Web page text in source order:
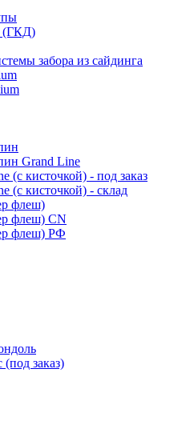
(ГКД)
забора из сайдинга
Grand Line
(с кисточкой) - под заказ
(с кисточкой) - склад
флеш)
флеш) CN
флеш) РФ
заказ)